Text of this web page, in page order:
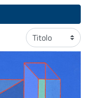
Ordinamento